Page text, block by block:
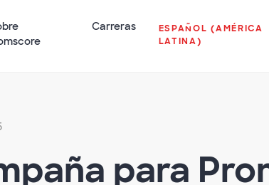
Carreras
ESPAÑOL (AMÉRICA
LATINA)
para